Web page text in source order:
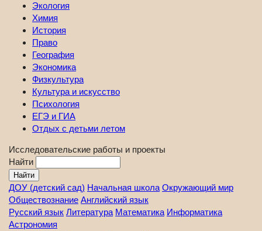
Экология
Химия
История
Право
География
Экономика
Физкультура
Культура и искусство
Психология
ЕГЭ и ГИА
Отдых с детьми летом
Исследовательские работы и проекты
Найти
ДОУ (детский сад) Начальная школа Окружающий мир
Обществознание Английский язык
Русский язык Литература Математика Информатика
Астрономия